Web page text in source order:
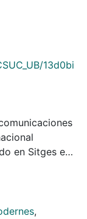
13d0bi
en Sitges en
,